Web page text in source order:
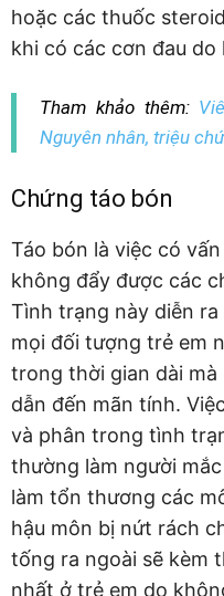
hoặc các thuốc
khi có các cơn đau do
Tham khảo thêm:
Nguyên nhân, triệu
Chứng táo bón
Táo bón là việc có
không đẩy được các
Tình trạng này diễn
mọi đối tượng trẻ em
trong thời gian dài
dẫn đến mãn tính.
và phân trong tình
thường làm người
làm tổn thương các
hậu môn bị nứt rách
tống ra ngoài sẽ kèm
nhất ở trẻ em do